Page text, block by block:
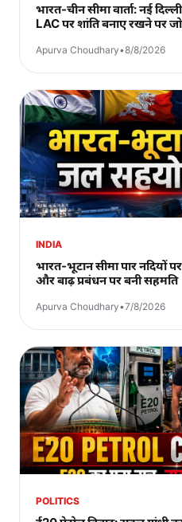
भारत-चीन सीमा वार्ता: नई
LAC पर शांति बनाए रखने पर
Apurva Choudhary•8/8/2026
INDIA
भारत-भूटान सीमा पार
और बाढ़ प्रबंधन पर बनी सहमति
Apurva Choudhary•7/8/2026
POLITICS